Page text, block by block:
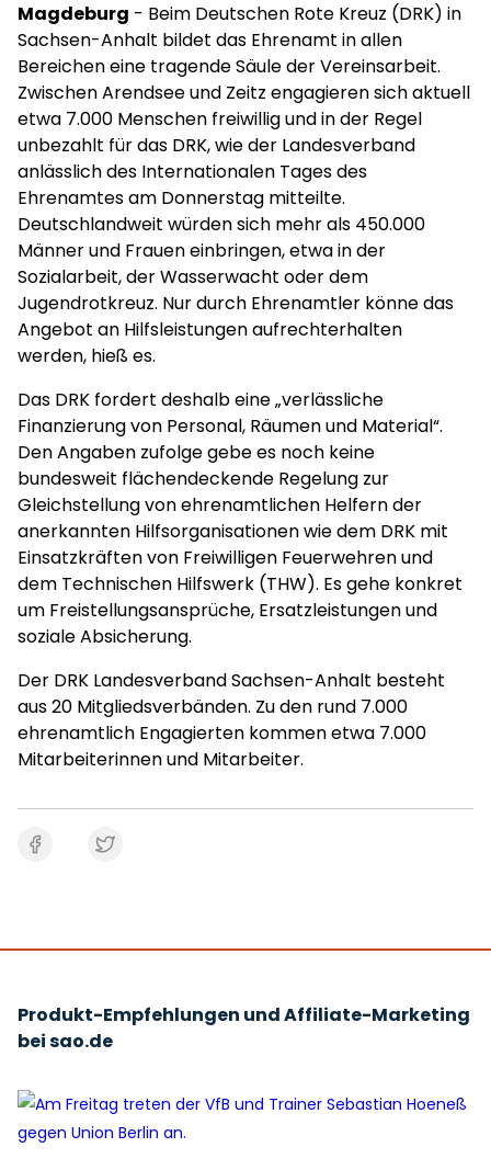
Magdeburg - Beim Deutschen Rote Kreuz (DRK) in
Sachsen-Anhalt bildet das Ehrenamt in allen
Bereichen eine tragende Säule der Vereinsarbeit.
Zwischen Arendsee und Zeitz engagieren sich aktuell
etwa 7.000 Menschen freiwillig und in der Regel
unbezahlt für das DRK, wie der Landesverband
anlässlich des Internationalen Tages des
Ehrenamtes am Donnerstag mitteilte.
Deutschlandweit würden sich mehr als 450.000
Männer und Frauen einbringen, etwa in der
Sozialarbeit, der Wasserwacht oder dem
Jugendrotkreuz. Nur durch Ehrenamtler könne das
Angebot an Hilfsleistungen aufrechterhalten
werden, hieß es.
Das DRK fordert deshalb eine „verlässliche
Finanzierung von Personal, Räumen und Material“.
Den Angaben zufolge gebe es noch keine
bundesweit flächendeckende Regelung zur
Gleichstellung von ehrenamtlichen Helfern der
anerkannten Hilfsorganisationen wie dem DRK mit
Einsatzkräften von Freiwilligen Feuerwehren und
dem Technischen Hilfswerk (THW). Es gehe konkret
um Freistellungsansprüche, Ersatzleistungen und
soziale Absicherung.
Der DRK Landesverband Sachsen-Anhalt besteht
aus 20 Mitgliedsverbänden. Zu den rund 7.000
ehrenamtlich Engagierten kommen etwa 7.000
Mitarbeiterinnen und Mitarbeiter.
Produkt-Empfehlungen und Affiliate-Marketing
bei sao.de